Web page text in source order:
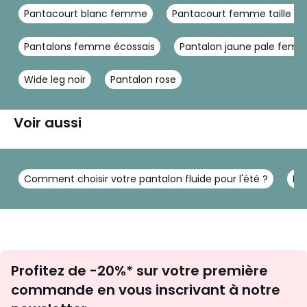
Pantacourt blanc femme Pantacourt femme taille
Pantalons femme écossais Pantalon jaune pale
Wide leg noir Pantalon rose
Voir aussi
Comment choisir votre pantalon fluide pour l'été ? Le
newsletter
Profitez de -20%* sur votre première
commande en vous inscrivant à notre